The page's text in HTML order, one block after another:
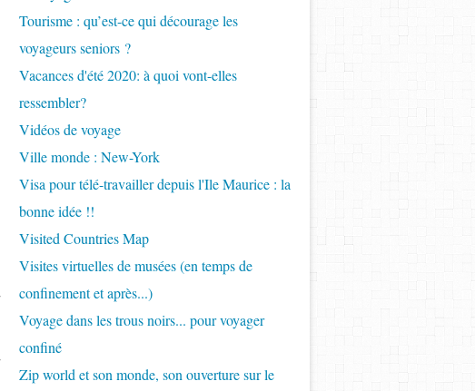
Tourisme : qu’est-ce qui décourage les
voyageurs seniors ?
Vacances d'été 2020: à quoi vont-elles
ressembler?
Vidéos de voyage
Ville monde : New-York
Visa pour télé-travailler depuis l'Ile Maurice : la
bonne idée !!
Visited Countries Map
Visites virtuelles de musées (en temps de
confinement et après...)
Voyage dans les trous noirs... pour voyager
confiné
Zip world et son monde, son ouverture sur le